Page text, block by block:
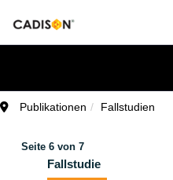
Publikationen Fallstudien
Seite 6 von 7
Fallstudie